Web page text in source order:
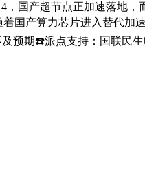
，国产超节点正加速落地，
国产算力芯片进入替代加
预期☎️派点支持：国联民